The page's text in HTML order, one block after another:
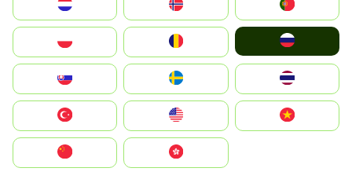
United States
中國香港特別行政區